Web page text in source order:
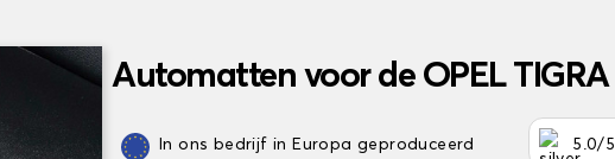
Automatten voor de OPEL TIGRA
In ons bedrijf in Europa geproduceerd 5.0/5